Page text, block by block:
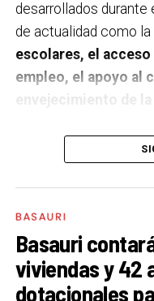
desarrollados
de actualidad como la
escolares, el
empleo, el apoyo al
envejecimiento de la
A un año de acabar
haces de la gestión
del equipo de
los gobiernos sirve
de las personas y, por
BASAURI
Basauri
viviendas y 42
dotacionales